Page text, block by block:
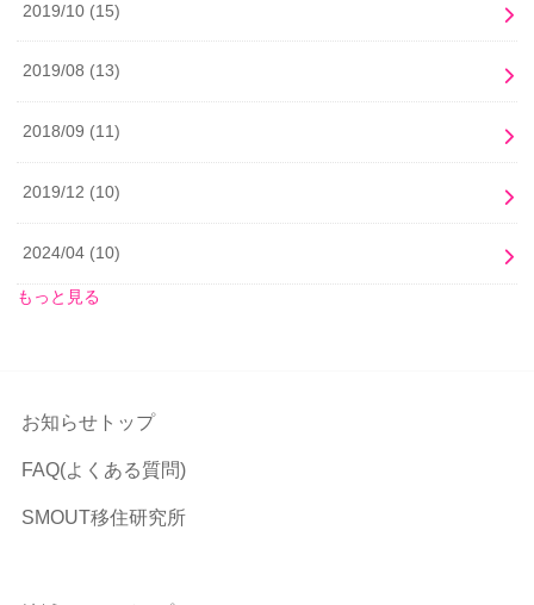
2019/10 (15)
2019/08 (13)
2018/09 (11)
2019/12 (10)
2024/04 (10)
もっと見る
お知らせトップ
FAQ(よくある質問)
SMOUT移住研究所